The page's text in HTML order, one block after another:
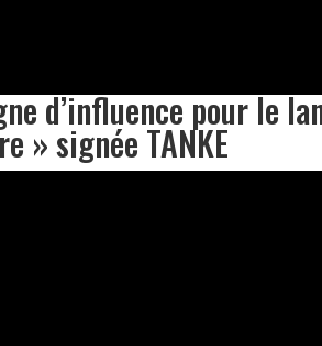
d’influence pour le
» signée TANKE